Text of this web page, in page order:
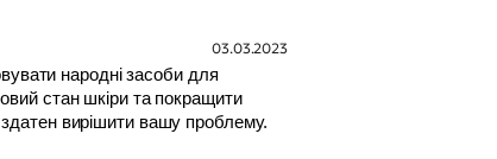
03.03.2023
народні засоби для
стан шкіри та покращити
здатен вирішити вашу проблему.